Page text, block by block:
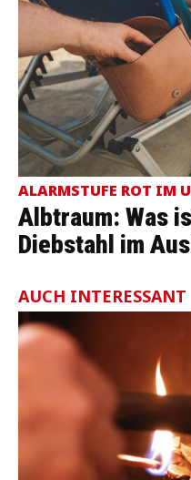
ALARMSTUFE ROT IM
Albtraum: Was
Diebstahl im
AUCH INTERESSANT